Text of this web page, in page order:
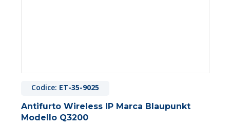
Codice: ET-35-9025
Antifurto Wireless IP Marca Blaupunkt
Modello Q3200